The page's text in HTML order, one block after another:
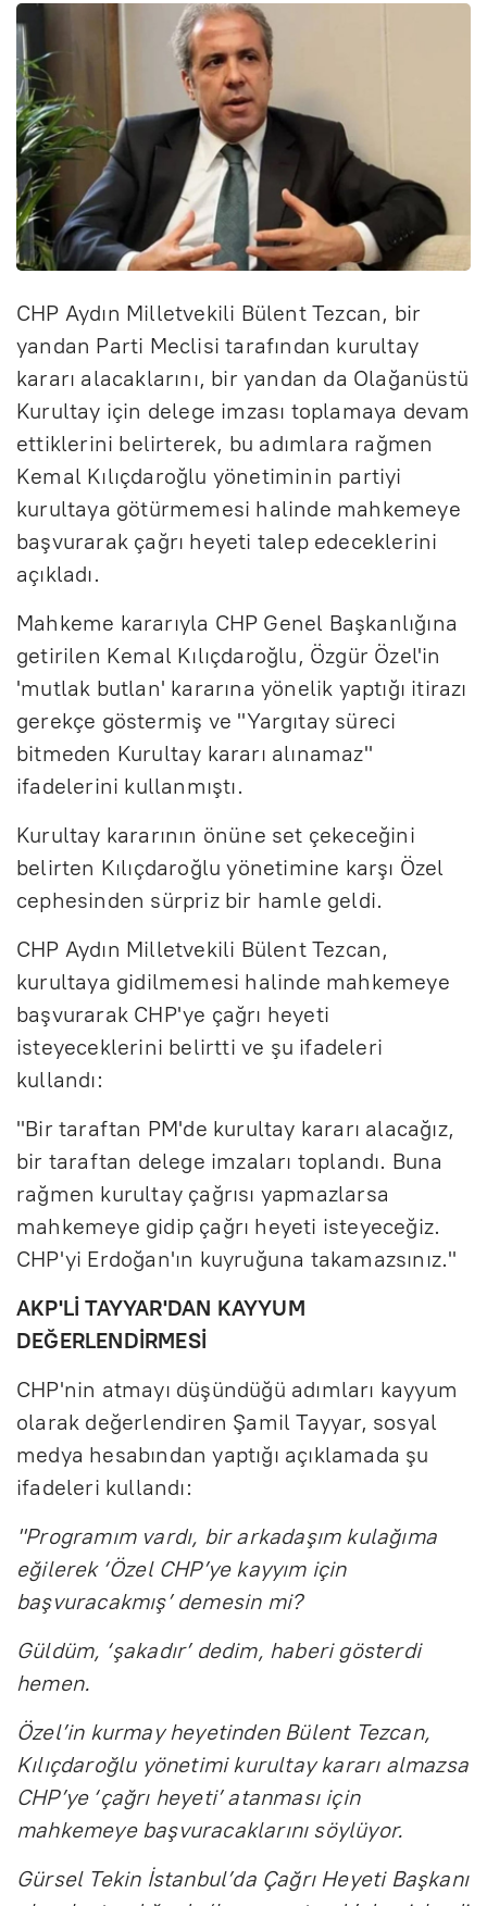
CHP Aydın Milletvekili Bülent Tezcan, bir
yandan Parti Meclisi tarafından kurultay
kararı alacaklarını, bir yandan da Olağanüstü
Kurultay için delege imzası toplamaya devam
ettiklerini belirterek, bu adımlara rağmen
Kemal Kılıçdaroğlu yönetiminin partiyi
kurultaya götürmemesi halinde mahkemeye
başvurarak çağrı heyeti talep edeceklerini
açıkladı.
Mahkeme kararıyla CHP Genel Başkanlığına
getirilen Kemal Kılıçdaroğlu, Özgür Özel'in
'mutlak butlan' kararına yönelik yaptığı itirazı
gerekçe göstermiş ve "Yargıtay süreci
bitmeden Kurultay kararı alınamaz"
ifadelerini kullanmıştı.
Kurultay kararının önüne set çekeceğini
belirten Kılıçdaroğlu yönetimine karşı Özel
cephesinden sürpriz bir hamle geldi.
CHP Aydın Milletvekili Bülent Tezcan,
kurultaya gidilmemesi halinde mahkemeye
başvurarak CHP'ye çağrı heyeti
isteyeceklerini belirtti ve şu ifadeleri
kullandı:
"Bir taraftan PM'de kurultay kararı alacağız,
bir taraftan delege imzaları toplandı. Buna
rağmen kurultay çağrısı yapmazlarsa
mahkemeye gidip çağrı heyeti isteyeceğiz.
CHP'yi Erdoğan'ın kuyruğuna takamazsınız."
AKP'Lİ TAYYAR'DAN KAYYUM
DEĞERLENDİRMESİ
CHP'nin atmayı düşündüğü adımları kayyum
olarak değerlendiren Şamil Tayyar, sosyal
medya hesabından yaptığı açıklamada şu
ifadeleri kullandı:
"Programım vardı, bir arkadaşım kulağıma
eğilerek ‘Özel CHP’ye kayyım için
başvuracakmış’ demesin mi?
Güldüm, ‘şakadır’ dedim, haberi gösterdi
hemen.
Özel’in kurmay heyetinden Bülent Tezcan,
Kılıçdaroğlu yönetimi kurultay kararı almazsa
CHP’ye ‘çağrı heyeti’ atanması için
mahkemeye başvuracaklarını söylüyor.
Gürsel Tekin İstanbul’da Çağrı Heyeti Başkanı